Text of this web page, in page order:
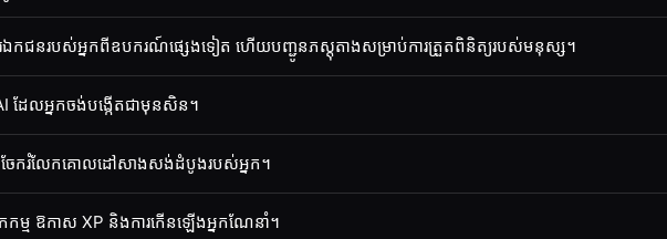
ើការឯកជនរបស់អ្នកពីឧបករណ៍ផ្សេងទៀត ហើយបញ្ជូនភស្តុតាងសម្រាប់ការត្រួតពិនិត្យរបស់មនុស្ស។
ដែលអ្នកចង់បង្កើតជាមុនសិន។
ែករំលែកគោលដៅសាងសង់ដំបូងរបស់អ្នក។
កម្ម ឱកាស XP និងការកើនឡើងអ្នកណែនាំ។